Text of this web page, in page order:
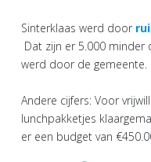
Sinterklaas werd door
Dat zijn er 5.000 minder
werd door de gemeente.
Andere cijfers: Voor
lunchpakketjes
er een budget van